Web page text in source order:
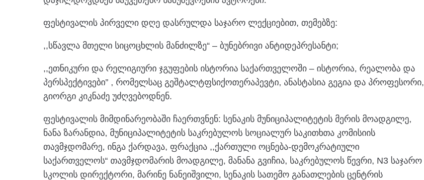
ფესტივალის პირველი დღე დასრულდა საჯარო ლექციებით, თემებზე:
,,სწავლა მთელი სიცოცხლის მანძილზე“ – ბუნებრივი ანტიდეპრესანტი;
,,ეთნიკური და რელიგიური ჯგუფების ისტორია საქართველოში – ისტორია, რეალობა და
პერსპექტივები” , რომელსაც გეშტალტფსიქოთერაპევტი, ანასტასია გეგია და პროფესორი,
გიორგი კიკნაძე უძღვებოდნენ.
ფესტივალის მიმდინარეობაში ჩაერთვნენ: სენაკის მუნიციპალიტეტის მერის მოადგილე,
ნანა ზარანდია, მუნიციპალიტეტის საკრებულოს სოციალურ საკითხთა კომისიის
თავმჯდომარე, ინგა ქარდავა, ფრაქცია ,,ქართული ოცნება-დემოკრატიული
საქართველოს“ თავმჯდომარის მოადგილე, მანანა გვიჩია, საკრებულოს წევრი, N3 საჯარო
სკოლის დირექტორი, მარინე ნანეიშვილი, სენაკის სათემო განათლების ცენტრის